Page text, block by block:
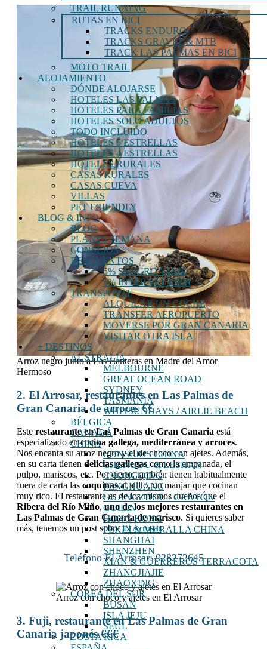
TRAIL RUNNING
RUTAS EN BICI
TRACKS ENDURO
TRACKS GRAVEL & MTB
TRACK LAS PALMAS EN BICI
MOTO TRAIL
ALOJAMIENTO
DÓNDE ALOJARSE
HOTELES LAS PALMAS
HOTELES PARA FAMILIAS
HOTELES SOLO ADULTOS
TODO INCLUIDO
HOTELES 5 ESTRELLAS
HOTELES 4 ESTRELLAS
HOTELES RURALES
CASAS RURALES
CASAS CUEVA
VILLAS
PET FRIENDLY
BLOG & INFO
BLOG
PLANES SEMANA
CONSEJOS
DESCUENTOS
5% SEGURO VIAJE
5% INTERNET ESIM
TRANSPORTE
ALQUILAR UN COCHE
TRANSFER AEROPUERTO
MOVERSE POR GRAN CANARIA
VISITAR OTRA ISLA
+ DESTINOS
AUSTRALIA
MELBOURNE
GREAT OCEAN ROAD
SYDNEY
TASMANIA
WHITSUNDAYS / AIRLIE BEACH
BÉLGICA
CANADÁ
CHINA
CONSEJOS CHINA
CHENGDU & LESHAN
CHONGQING
FENGHUANG
GUANGZHOU / CANTÓN
GUILIN
HONG KONG
PEKIN & MURALLA CHINA
SHANGHAI
SHENZHEN
XIAN & GUERREROS TERRACOTA
ZHANGJIAJIE
ZHAOXING
COREA DEL SUR
BUSAN
ISLA JEJU
SEÚL
COSTA RICA
Arroz negro junto a Las Canteras en Madre del Amor
Hermoso
2. El Arrosar, restaurantes en Las Palmas de
Gran Canaria de arroces €€
Este restaurante en Las Palmas de Gran Canaria está
especializado encocina gallega, mediterránea y arroces.
Nos encanta su arroz negro y el de choco con ajetes. Además,
en su carta tienen delicias gallegascomo la empanada, el
pulpo, mariscos, etc. Por cierto, también tienen habitualmente
fuera de carta las coquinasal ajillo, un manjar que cocinan
muy rico. El restaurante es de los mismos dueños que el
Ribera del Río Miño,uno de los mejores restaurantes en
Las Palmas de Gran Canaria de marisco. Si quieres saber
más, tenemos un post sobreEl Arrosar.
Teléfono El Arrosar: 928272645
Arroz con choco y ajetes en El Arrosar
3. Fuji, restaurante en Las Palmas de Gran
Canaria japonés €€€